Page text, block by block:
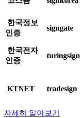
한국정보
인증
signgate
한국전자
인증
turingsign
KTNET tradesign
자세히 알아보기